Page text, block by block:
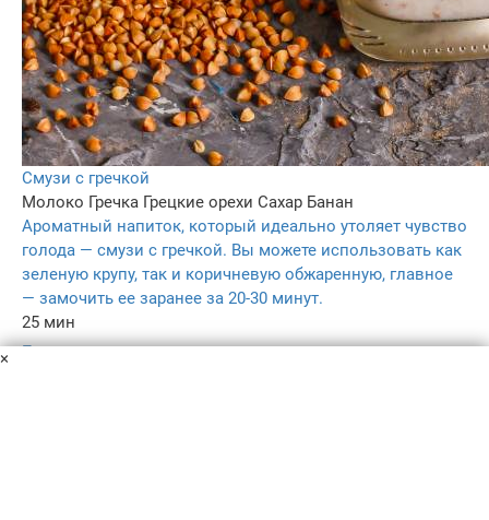
Смузи с гречкой
Молоко Гречка Грецкие орехи Сахар Банан
Ароматный напиток, который идеально утоляет чувство
голода — смузи с гречкой. Вы можете использовать как
зеленую крупу, так и коричневую обжаренную, главное
— замочить ее заранее за 20-30 минут.
25 мин
–
×